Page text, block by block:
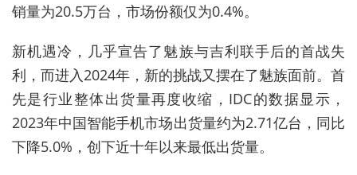
销量为20.5万台，市场份额仅为0.4%。
新机遇冷，几乎宣告了魅族与吉利联手后的首战失
利，而进入2024年，新的挑战又摆在了魅族面前。首
先是行业整体出货量再度收缩，IDC的数据显示，
2023年中国智能手机市场出货量约为2.71亿台，同比
下降5.0%，创下近十年以来最低出货量。